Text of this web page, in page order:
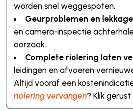
worden snel weggespoten.
Geurproblemen en
en camera-inspectie
oorzaak.
Complete riolering laten
leidingen en afvoeren
Altijd vooraf een
riolering vervangen? Klik gerust